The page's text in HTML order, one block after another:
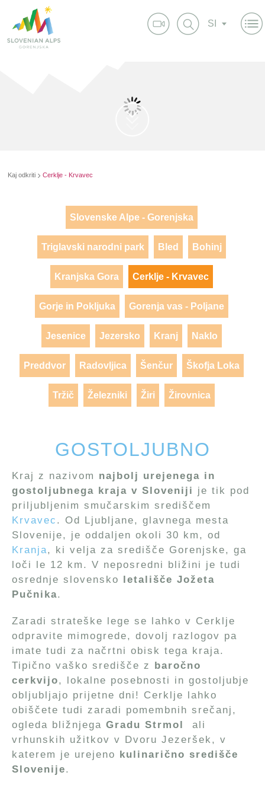
SI
Kaj odkriti Cerklje - Krvavec
Slovenske Alpe - Gorenjska
Triglavski narodni park Bled Bohinj
Kranjska Gora Cerklje - Krvavec
Gorje in Pokljuka Gorenja vas - Poljane
Jesenice Jezersko Kranj Naklo
Preddvor Radovljica Šenčur Škofja Loka
Tržič Železniki Žiri Žirovnica
GOSTOLJUBNO
Kraj z nazivom najbolj urejenega in
gostoljubnega kraja v Sloveniji je tik pod
priljubljenim smučarskim središčem
Krvavec . Od Ljubljane, glavnega mesta
Slovenije, je oddaljen okoli 30 km, od
Kranja, ki velja za središče Gorenjske, ga
loči le 12 km. V neposredni bližini je tudi
osrednje slovensko letališče Jožeta
Pučnika.
Zaradi strateške lege se lahko v Cerklje
odpravite mimogrede, dovolj razlogov pa
imate tudi za načrtni obisk tega kraja.
Tipično vaško središče z baročno
cerkvijo, lokalne posebnosti in gostoljubje
obljubljajo prijetne dni! Cerklje lahko
obiščete tudi zaradi pomembnih srečanj,
ogleda bližnjega Gradu Strmol
ali
vrhunskih užitkov v Dvoru Jezeršek, v
katerem je urejeno kulinarično središče
Slovenije.